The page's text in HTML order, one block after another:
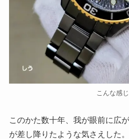
こんな感じ
このかた数十年、我が眼前に広
が差し降りたような気さえした。